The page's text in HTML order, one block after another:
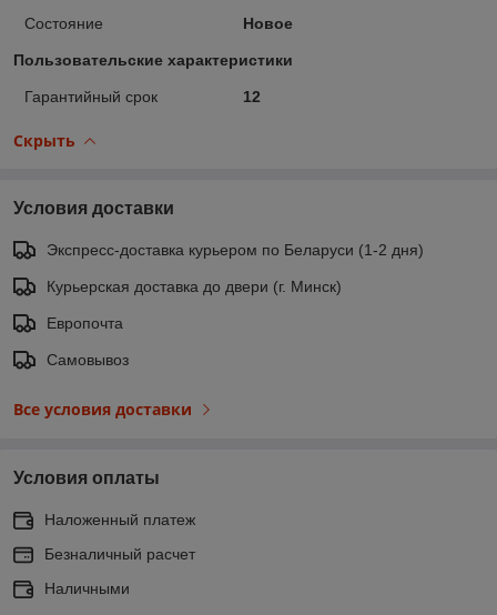
Состояние
Новое
Пользовательские характеристики
Гарантийный срок 12
Скрыть
Условия доставки
Экспресс-доставка курьером по Беларуси (1-2 дня)
Курьерская доставка до двери (г. Минск)
Европочта
Самовывоз
Все условия доставки
Условия оплаты
Наложенный платеж
Безналичный расчет
Наличными